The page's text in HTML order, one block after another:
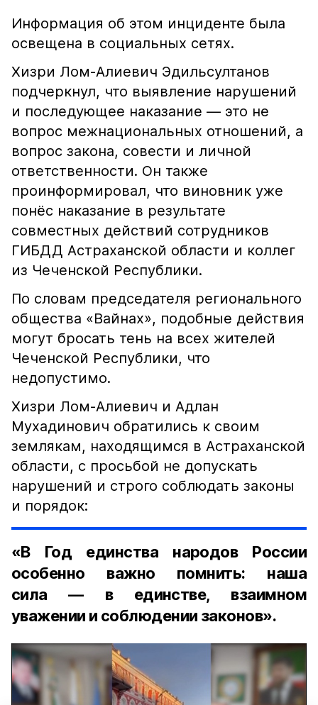
Информация об этом инциденте была
освещена в социальных сетях.
Хизри Лом-Алиевич Эдильсултанов
подчеркнул, что выявление нарушений
и последующее наказание — это не
вопрос межнациональных отношений, а
вопрос закона, совести и личной
ответственности. Он также
проинформировал, что виновник уже
понёс наказание в результате
совместных действий сотрудников
ГИБДД Астраханской области и коллег
из Чеченской Республики.
По словам председателя регионального
общества «Вайнах», подобные действия
могут бросать тень на всех жителей
Чеченской Республики, что
недопустимо.
Хизри Лом-Алиевич и Адлан
Мухадинович обратились к своим
землякам, находящимся в Астраханской
области, с просьбой не допускать
нарушений и строго соблюдать законы
и порядок:
«В Год единства народов России
особенно важно помнить: наша
сила — в единстве, взаимном
уважении и соблюдении законов».